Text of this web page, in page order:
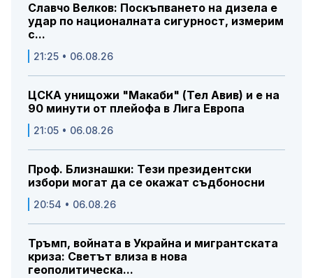
Славчо Велков: Поскъпването на дизела е
удар по националната сигурност, измерим
с...
21:25 • 06.08.26
ЦСКА унищожи "Макаби" (Тел Авив) и е на
90 минути от плейофа в Лига Европа
21:05 • 06.08.26
Проф. Близнашки: Тези президентски
избори могат да се окажат съдбоносни
20:54 • 06.08.26
Тръмп, войната в Украйна и мигрантската
криза: Светът влиза в нова
геополитическа...